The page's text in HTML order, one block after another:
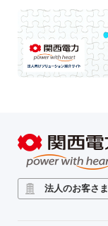
法人のお客さま